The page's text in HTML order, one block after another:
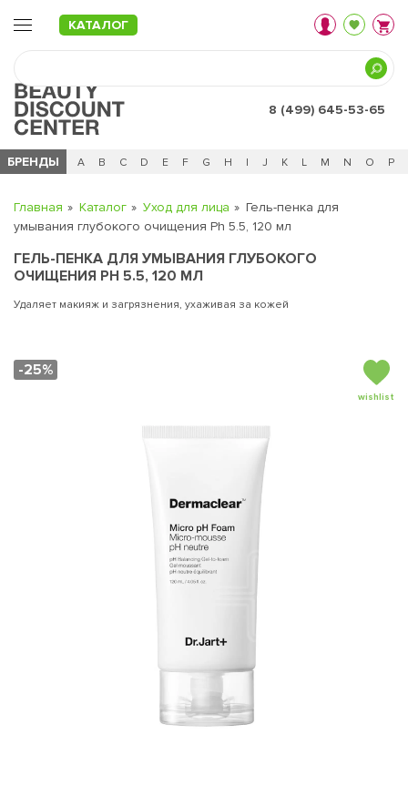
КАТАЛОГ
8 (499) 645-53-65
БРЕНДЫ
Ч 0 - 9 A B C D E F G H I J K L M N O P
Главная Каталог Уход для лица
Гель-пенка для
умывания глубокого очищения Ph 5.5, 120 мл
ГЕЛЬ-ПЕНКА ДЛЯ УМЫВАНИЯ ГЛУБОКОГО
ОЧИЩЕНИЯ PH 5.5, 120 МЛ
Удаляет макияж и загрязнения, ухаживая за кожей
-25%
wishlist